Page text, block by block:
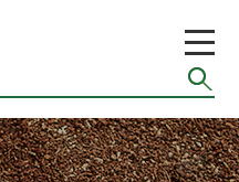
관련 사이트